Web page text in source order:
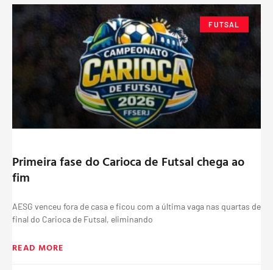
FUTSAL
Primeira fase do Carioca de Futsal chega ao
fim
AESG venceu fora de casa e ficou com a última vaga nas quartas de
final do Carioca de Futsal, eliminando
READ MORE